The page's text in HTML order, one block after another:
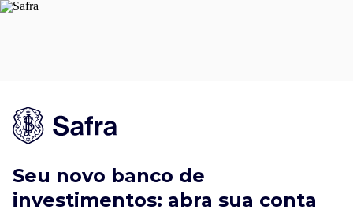
Seu novo banco de
investimentos: abra sua conta